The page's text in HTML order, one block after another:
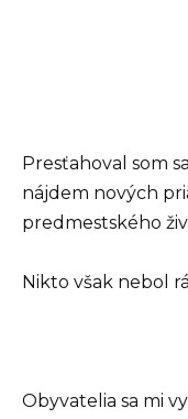
Presťahoval som
nájdem nových
predmestského
Nikto však nebol
Obyvatelia sa mi